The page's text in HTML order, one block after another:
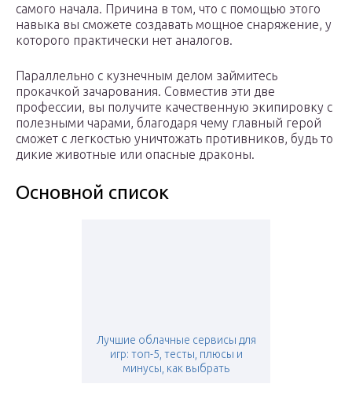
самого начала. Причина в том, что с помощью этого
навыка вы сможете создавать мощное снаряжение, у
которого практически нет аналогов.
Параллельно с кузнечным делом займитесь
прокачкой зачарования. Совместив эти две
профессии, вы получите качественную экипировку с
полезными чарами, благодаря чему главный герой
сможет с легкостью уничтожать противников, будь то
дикие животные или опасные драконы.
Основной список
Лучшие облачные сервисы для
игр: топ-5, тесты, плюсы и
минусы, как выбрать